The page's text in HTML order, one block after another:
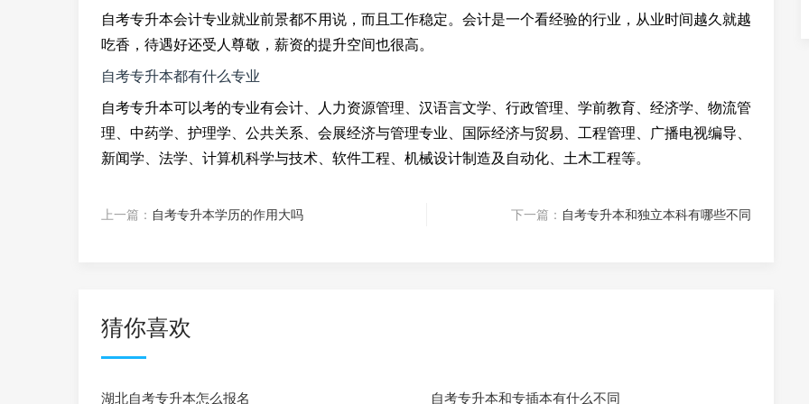
自考专升本会计专业就业前景都不用说，而且工作稳定。会计是一个看经验的行业，从业时间越久就越
吃香，待遇好还受人尊敬，薪资的提升空间也很高。
自考专升本都有什么专业
自考专升本可以考的专业有会计、人力资源管理、汉语言文学、行政管理、学前教育、经济学、物流管
理、中药学、护理学、公共关系、会展经济与管理专业、国际经济与贸易、工程管理、广播电视编导、
新闻学、法学、计算机科学与技术、软件工程、机械设计制造及自动化、土木工程等。
上一篇： 自考专升本学历的作用大吗 下一篇： 自考专升本和独立本科有哪些不同
猜你喜欢
湖北自考专升本怎么报名 自考专升本和专插本有什么不同